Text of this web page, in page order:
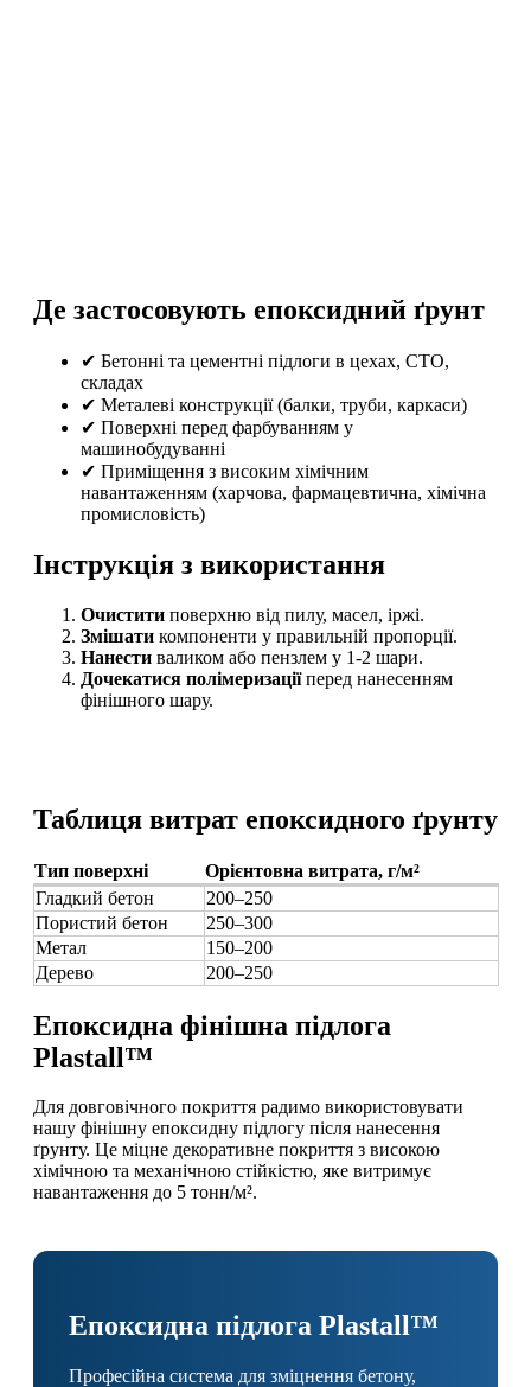
Де застосовують епоксидний ґрунт
✔ Бетонні та цементні підлоги в цехах, СТО,
складах
✔ Металеві конструкції (балки, труби, каркаси)
✔ Поверхні перед фарбуванням у
машинобудуванні
✔ Приміщення з високим хімічним
навантаженням (харчова, фармацевтична, хімічна
промисловість)
Інструкція з використання
Очистити поверхню від пилу, масел, іржі.
Змішати компоненти у правильній пропорції.
Нанести валиком або пензлем у 1-2 шари.
Дочекатися полімеризаціїперед нанесенням
фінішного шару.
Таблиця витрат епоксидного ґрунту
Тип поверхні
Орієнтовна витрата, г/м²
Гладкий бетон
200–250
Пористий бетон
250–300
Метал
150–200
Дерево
200–250
Епоксидна фінішна підлога
Plastall™
Для довговічного покриття радимо використовувати
нашу фінішну епоксидну підлогу після нанесення
ґрунту. Це міцне декоративне покриття з високою
хімічною та механічною стійкістю, яке витримує
навантаження до 5 тонн/м².
Епоксидна підлога Plastall™
Професійна система для зміцнення бетону,